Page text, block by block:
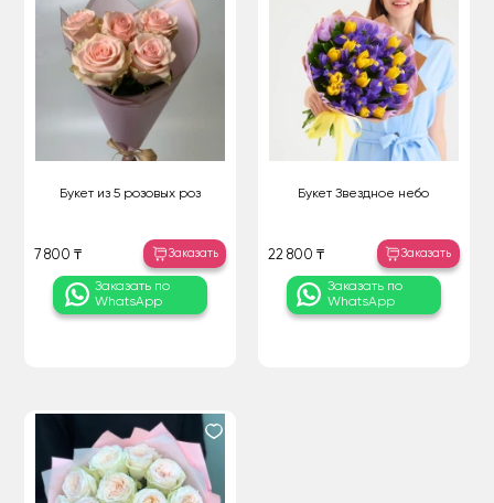
Букет из 5 розовых роз
7 800 ₸ Заказать
Заказать по
WhatsApp
Букет Звездное небо
22 800 ₸ Заказать
Заказать по
WhatsApp